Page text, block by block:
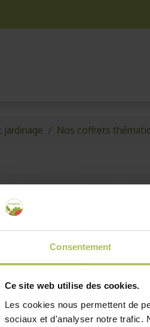
Consentement
Ce site web utilise des cookies.
Les cookies nous permettent de
sociaux et d'analyser notre trafic.
jardinage Nos coffrets